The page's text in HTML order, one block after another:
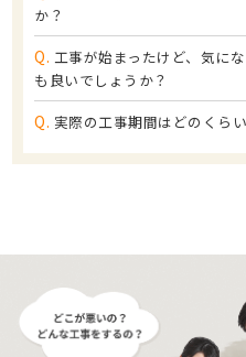
か？
Q. 工事が始まったけど、気に
も良いでしょうか？
Q. 実際の工事期間はどのくら